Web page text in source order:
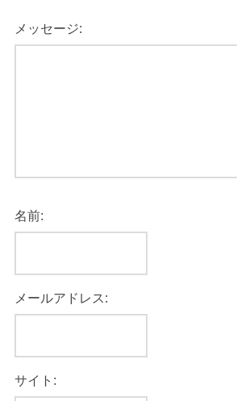
メッセージ:
名前:
メールアドレス:
サイト: